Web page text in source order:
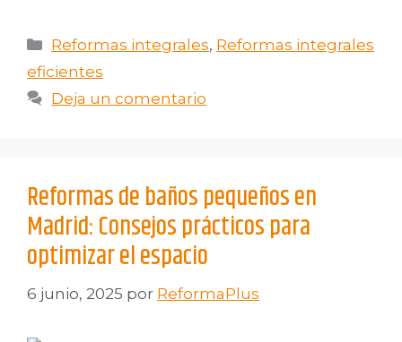
Reformas integrales, Reformas integrales
eficientes
Deja un comentario
Reformas de baños pequeños en
Madrid: Consejos prácticos para
optimizar el espacio
6 junio, 2025 por ReformaPlus